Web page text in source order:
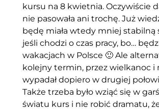
kursu na 8 kwietnia. Oczywiście
nie pasowała ani trochę. Już
będę miała wtedy mniej stabilną
jeśli chodzi o czas pracy, bo…
wakacjach w Polsce 🙂 Ale
kolejny termin, przez wielkanoc i
wypadał dopiero w drugiej
Także trzeba było wziąć się w
światu kurs i nie robić dramatu,